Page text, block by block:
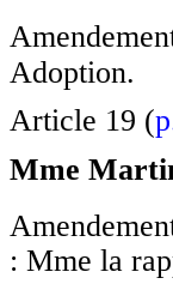
Adoption.
Article 19 (
Mme
: Mme la